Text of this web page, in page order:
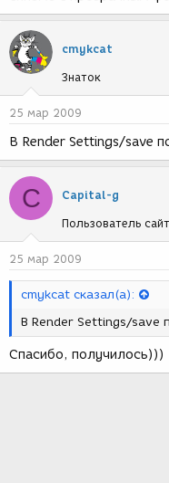
cmykcat
Знаток
25 мар 2009
В Render Settings/save
C Capital-g
Пользователь
25 мар 2009
cmykcat сказал(а):
В Render Settings/save
Спасибо, получилось)))